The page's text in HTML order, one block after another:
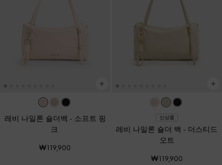
레비 나일론 숄더백 - 소프트 핑
크
₩119,900
신상품
레비 나일론 숄더 백 - 더스티드
오트
₩119,900